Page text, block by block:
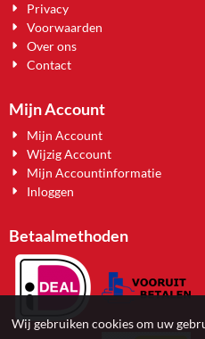
Privacy
Voorwaarden
Over ons
Contact
Mijn Account
Mijn Account
Wijzig Account
Mijn Accountinformatie
Inloggen
Betaalmethoden
Wij gebruiken cookies om uw